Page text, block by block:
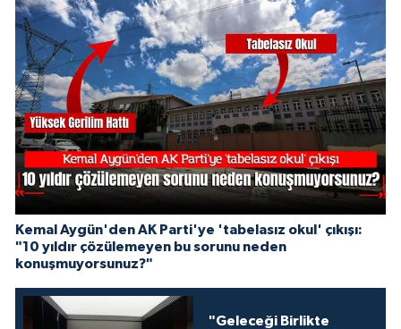
Kemal Aygün'den AK Parti'ye 'tabelasız okul' çıkışı:
"10 yıldır çözülemeyen bu sorunu neden
konuşmuyorsunuz?"
"Geleceği Birlikte